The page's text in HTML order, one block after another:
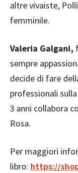
altre vivaiste,
femminile.
Valeria Galgani,
sempre
decide di fare
professionali
3 anni collabora
Rosa.
Per maggiori
libro: https://